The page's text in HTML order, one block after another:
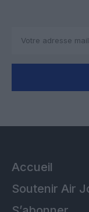
Accueil
Soutenir Air